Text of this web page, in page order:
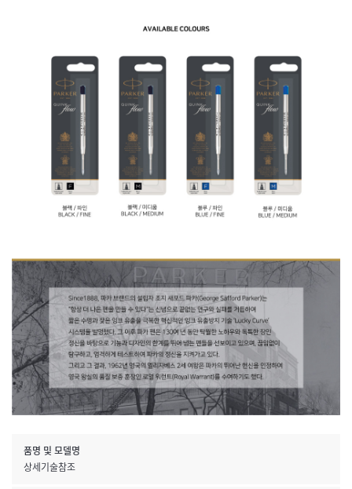
품명 및 모델명
상세기술참조